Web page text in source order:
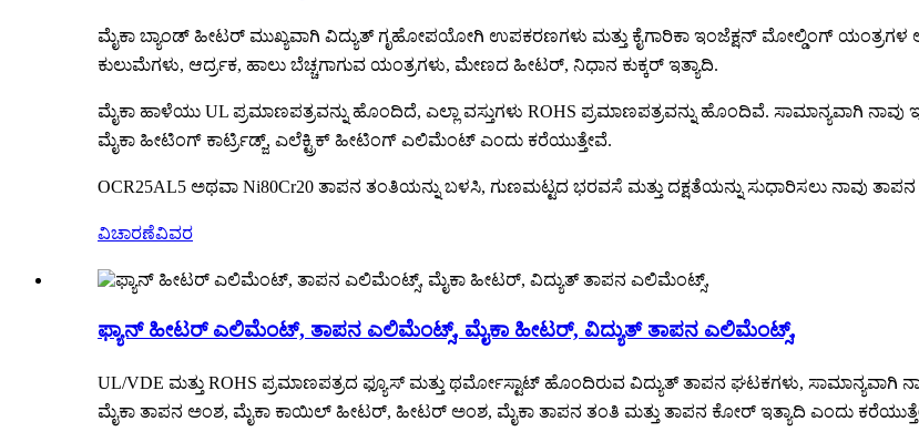
ಮೈಕಾ ಬ್ಯಾಂಡ್ ಹೀಟರ್ ಮುಖ್ಯವಾಗಿ ವಿದ್ಯುತ್ ಗೃಹೋಪಯೋಗಿ ಉಪಕರಣಗಳು ಮತ್ತು ಕೈಗಾರಿಕಾ ಇಂಜೆಕ್ಷನ್ ಮೋಲ್ಡಿಂಗ್
ಕುಲುಮೆಗಳು, ಆರ್ದ್ರಕ, ಹಾಲು ಬೆಚ್ಚಗಾಗುವ ಯಂತ್ರಗಳು, ಮೇಣದ ಹೀಟರ್, ನಿಧಾನ ಕುಕ್ಕರ್ ಇತ್ಯಾದಿ.
ಮೈಕಾ ಹಾಳೆಯು UL ಪ್ರಮಾಣಪತ್ರವನ್ನು ಹೊಂದಿದೆ, ಎಲ್ಲಾ ವಸ್ತುಗಳು ROHS ಪ್ರಮಾಣಪತ್ರವನ್ನು ಹೊಂದಿವೆ. ಸಾಮಾನ್ಯವಾಗಿ
ಮೈಕಾ ಹೀಟಿಂಗ್ ಕಾರ್ಟ್ರಿಡ್ಜ್, ಎಲೆಕ್ಟ್ರಿಕ್ ಹೀಟಿಂಗ್ ಎಲಿಮೆಂಟ್ ಎಂದು ಕರೆಯುತ್ತೇವೆ.
OCR25AL5 ಅಥವಾ Ni80Cr20 ತಾಪನ ತಂತಿಯನ್ನು ಬಳಸಿ, ಗುಣಮಟ್ಟದ ಭರವಸೆ ಮತ್ತು ದಕ್ಷತೆಯನ್ನು ಸುಧಾರಿಸಲು ನಾವು
ವಿಚಾರಣೆವಿವರ
ಫ್ಯಾನ್ ಹೀಟರ್ ಎಲಿಮೆಂಟ್, ತಾಪನ ಎಲಿಮೆಂಟ್ಸ್, ಮೈಕಾ ಹೀಟರ್, ವಿದ್ಯುತ್ ತಾಪನ ಎಲಿಮೆಂಟ್ಸ್,
UL/VDE ಮತ್ತು ROHS ಪ್ರಮಾಣಪತ್ರದ ಫ್ಯೂಸ್ ಮತ್ತು ಥರ್ಮೋಸ್ಟಾಟ್ ಹೊಂದಿರುವ ವಿದ್ಯುತ್ ತಾಪನ ಘಟಕಗಳು, ಸಾಮಾನ್ಯವಾಗಿ
ಮೈಕಾ ತಾಪನ ಅಂಶ, ಮೈಕಾ ಕಾಯಿಲ್ ಹೀಟರ್, ಹೀಟರ್ ಅಂಶ, ಮೈಕಾ ತಾಪನ ತಂತಿ ಮತ್ತು ತಾಪನ ಕೋರ್ ಇತ್ಯಾದಿ ಎಂದು